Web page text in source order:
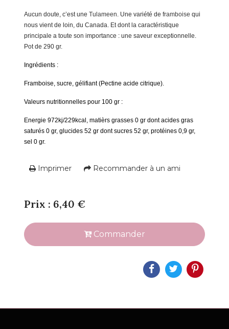
Aucun doute, c’est uneTulameen . Une variété deframboise qui
nous vient de loin, du Canada. Et dont la caractéristique
principale a toute son importance : une saveur exceptionnelle.
Pot de 290 gr.
Ingrédients :
Framboise, sucre, gélifiant (Pectine acide citrique).
Valeurs nutritionnelles pour 100 gr :
Energie 972kj/229kcal, matièrs grasses 0 gr dont acides gras
saturés 0 gr, glucides 52 gr dont sucres 52 gr, protéines 0,9 gr,
sel 0 gr.
Imprimer Recommander à un ami
Prix : 6,40 €
Commander